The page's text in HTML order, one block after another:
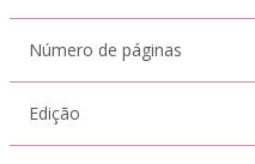
Número de páginas
Edição